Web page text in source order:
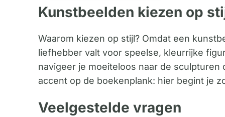
Kunstbeelden kiezen op
Waarom kiezen op stijl? Omdat een
liefhebber valt voor speelse, kleurrijke
navigeer je moeiteloos naar de
accent op de boekenplank: hier begint je
Veelgestelde vragen